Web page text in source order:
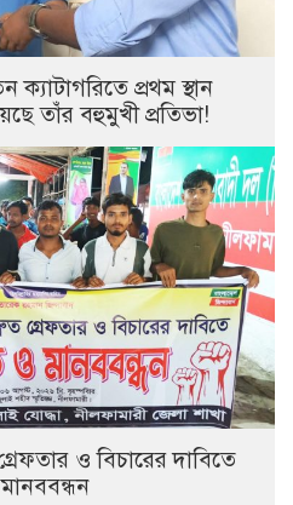
ক্যাটাগরিতে প্রথম স্থান
তাঁর বহুমুখী প্রতিভা!
ও বিচারের দাবিতে